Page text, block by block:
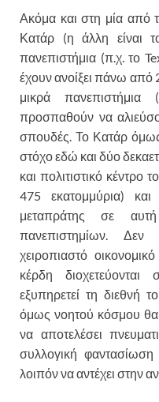
Ακόμα και στη μία από
Κατάρ (η άλλη είναι
πανεπιστήμια (π.χ. το
έχουν ανοίξει πάνω από
μικρά
προσπαθούν να
σπουδές. Το Κατάρ όμως
στόχο εδώ και δύο
και πολιτιστικό
475 εκατομμύρια) και
μεταπράτης σε
πανεπιστημίων.
χειροπιαστό
κέρδη
εξυπηρετεί τη διεθνή
όμως νοητού κόσμου
να αποτελέσει
συλλογική φαντασίωση
λοιπόν να αντέχει στην